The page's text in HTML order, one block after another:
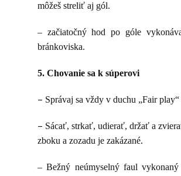
môžeš streliť aj gól.
– začiatočný hod po góle
bránkoviska.
5. Chovanie sa k súperovi
– Správaj sa vždy v duchu „Fair
– Sácať, strkať, udierať, držať a
zboku a zozadu je zakázané.
– Bežný neúmyselný faul